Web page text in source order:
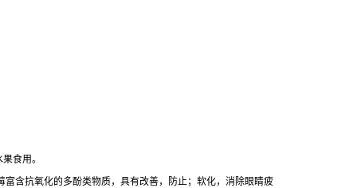
食用。
含抗氧化的多酚类物质，具有改善，防止；软化，消除眼睛疲